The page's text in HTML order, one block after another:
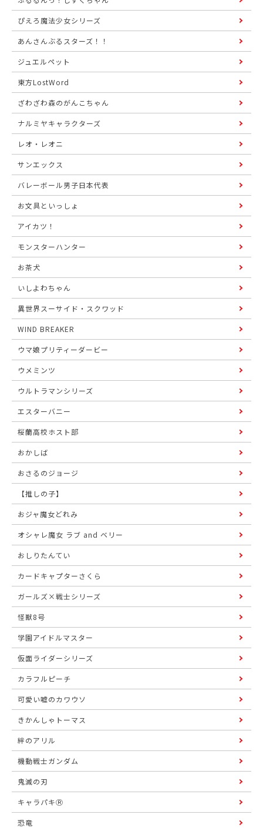
ぴえろ魔法少女シリーズ
あんさんぶるスターズ！！
ジュエルペット
東方LostWord
ざわざわ森のがんこちゃん
ナルミヤキャラクターズ
レオ・レオニ
サンエックス
バレーボール男子日本代表
お文具といっしょ
アイカツ！
モンスターハンター
お茶犬
いしよわちゃん
異世界スーサイド・スクワッド
WIND BREAKER
ウマ娘プリティーダービー
ウメミンツ
ウルトラマンシリーズ
エスターバニー
桜蘭高校ホスト部
おかしば
おさるのジョージ
【推しの子】
おジャ魔女どれみ
オシャレ魔女 ラブ and ベリー
おしりたんてい
カードキャプターさくら
ガールズ×戦士シリーズ
怪獣8号
学園アイドルマスター
仮面ライダーシリーズ
カラフルピーチ
可愛い嘘のカワウソ
きかんしゃトーマス
絆のアリル
機動戦士ガンダム
鬼滅の刃
キャラパキⓇ
恐竜